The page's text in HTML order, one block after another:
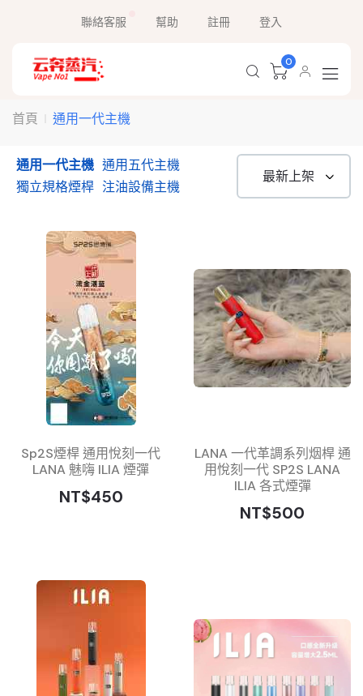
聯絡客服 幫助 註冊 登入
0
首頁 通用一代主機
通用一代主機 通用五代主機
獨立規格煙桿 注油設備主機
Sp2S煙桿 通用悅刻一代
LANA 魅嗨 ILIA 煙彈
NT$450
LANA 一代革調系列烟桿 通
用悅刻一代 SP2S LANA
ILIA 各式煙彈
NT$500